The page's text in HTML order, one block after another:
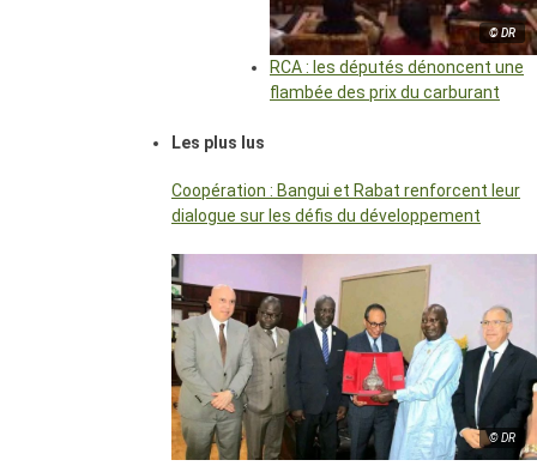
© DR
RCA : les députés dénoncent une
flambée des prix du carburant
Les plus lus
Coopération : Bangui et Rabat renforcent leur
dialogue sur les défis du développement
© DR